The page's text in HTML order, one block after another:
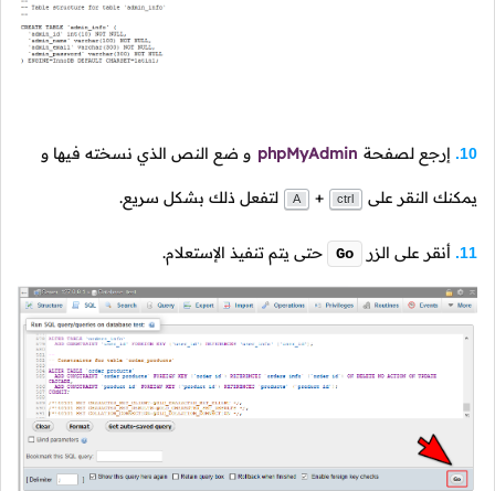
10. إرجع لصفحة phpMyAdmin و ضع النص الذي نسخته فيها و
يمكنك النقر على ctrl
+
A لتفعل ذلك بشكل سريع.
11. أنقر على الزر Go حتى يتم تنفيذ الإستعلام.